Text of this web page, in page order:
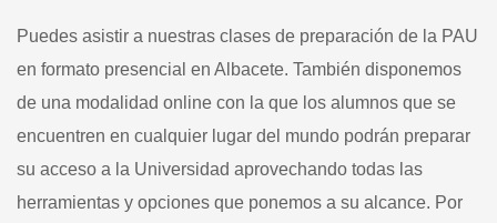
Puedes asistir a nuestras clases de preparación de la PAU
en formato presencial en Albacete. También disponemos
de una modalidad online con la que los alumnos que se
encuentren en cualquier lugar del mundo podrán preparar
su acceso a la Universidad aprovechando todas las
herramientas y opciones que ponemos a su alcance. Por